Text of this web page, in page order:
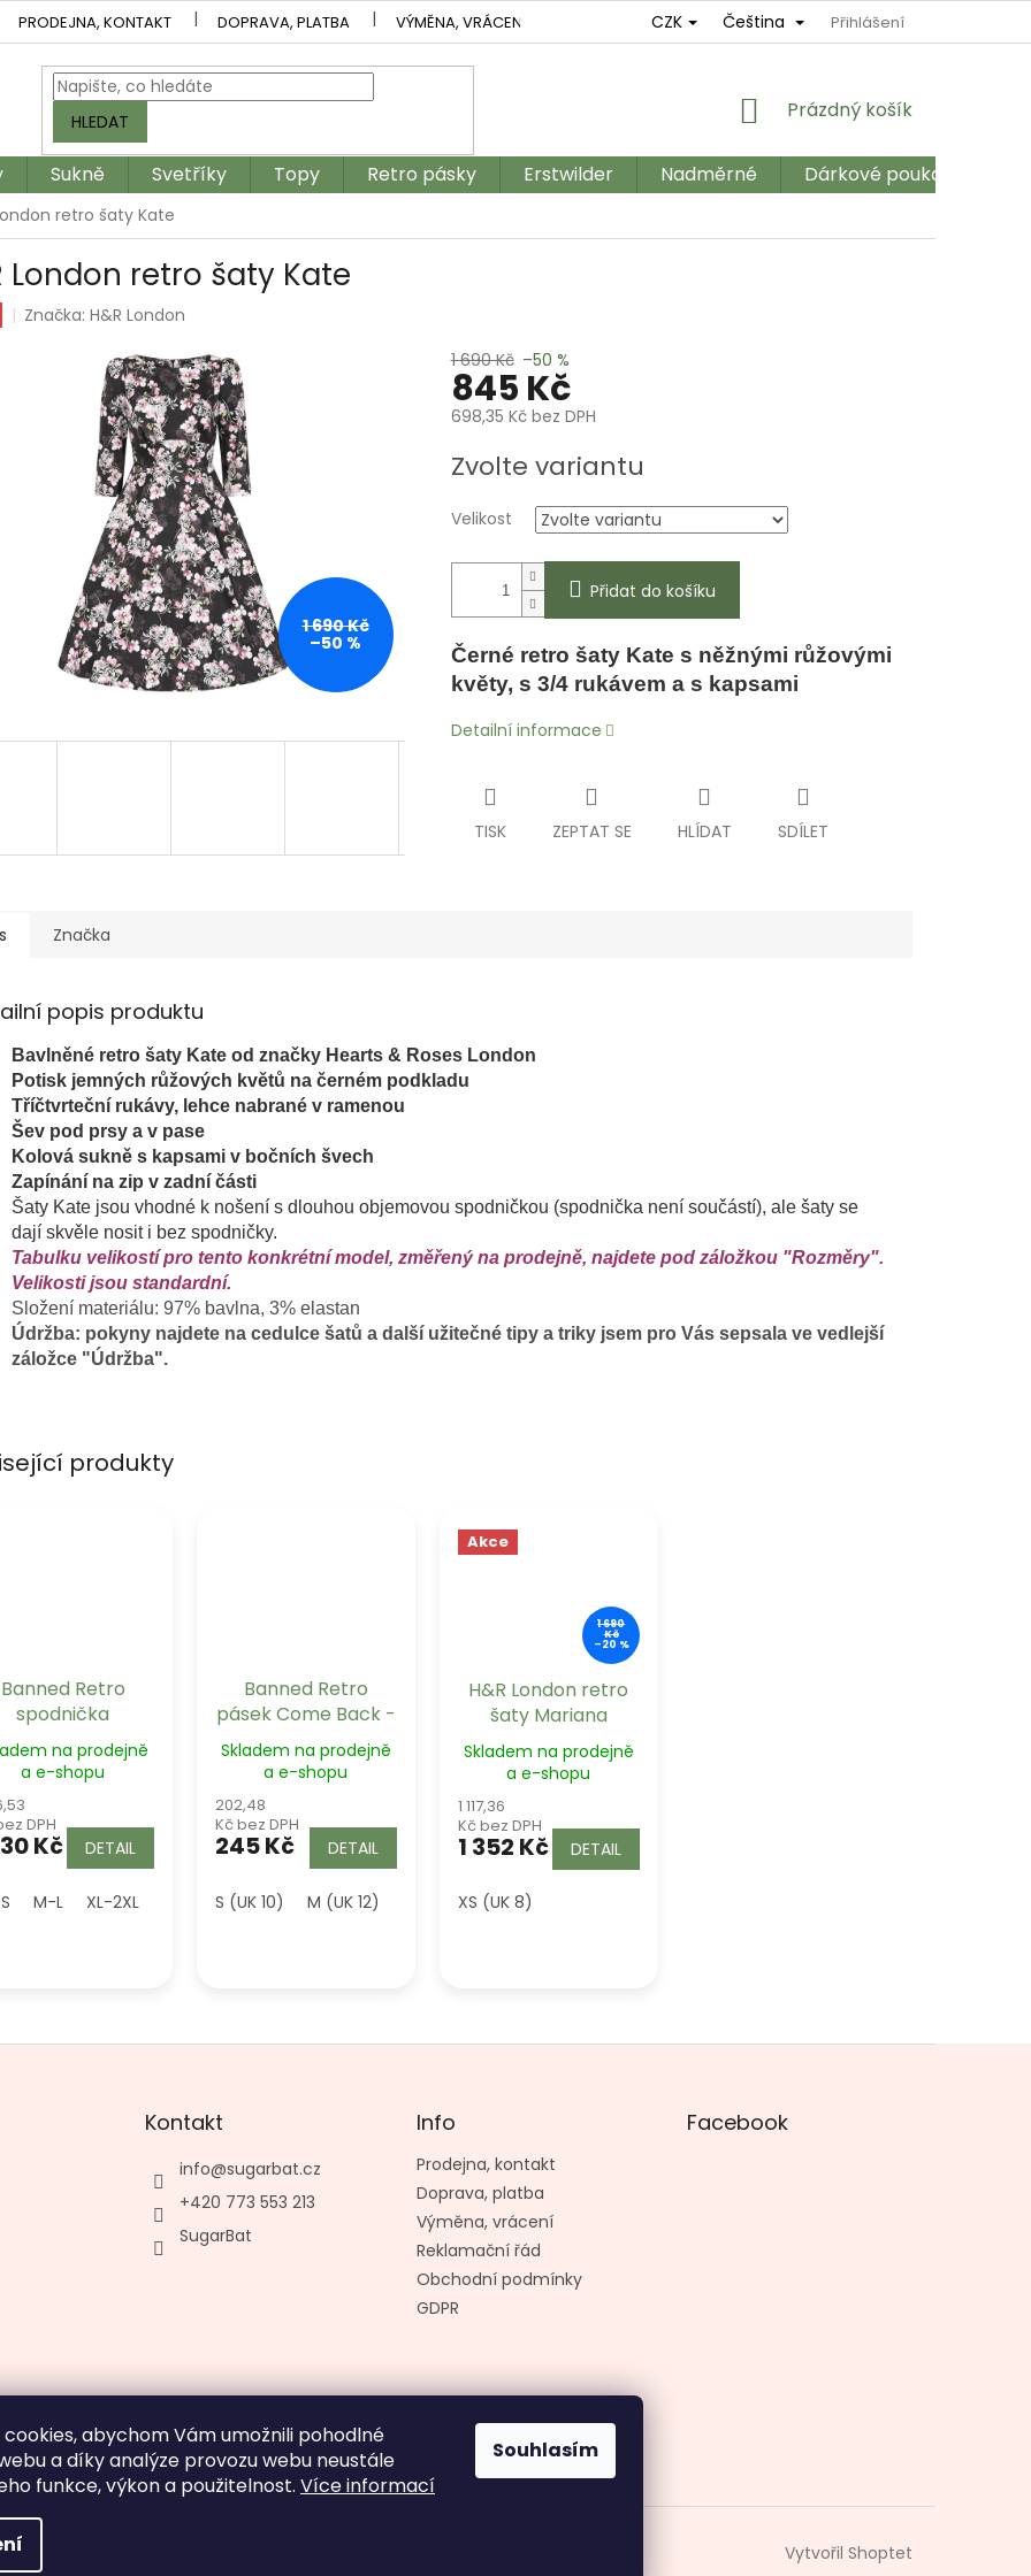
abychom Vám umožnili pohodlné
a díky analýze provozu webu neustále
funkce, výkon a použitelnost. Více informací
Souhlasím
PRODEJNA, KONTAKT DOPRAVA, PLATBA VÝMĚNA, VRÁCENÍ REKLAMAČNÍ ŘÁD OBCHODNÍ PODMÍNKY
CZK Čeština Přihlášení
HLEDAT
NÁKUPNÍ
Prázdný košík
Sukně Svetříky Topy Retro pásky Erstwilder Nadměrné Dárkové poukazy
retro šaty Kate
London retro šaty Kate
Značka:H&R London
1 690 Kč
–50 %
1 690 Kč –50 %
845 Kč
698,35 Kč bez DPH
cena:
Zvolte variantu
Velikost
Přidat do košíku
Černé retro šaty Kate s něžnými růžovými
květy, s 3/4 rukávem a s kapsami
Detailní informace
TISK ZEPTAT SE HLÍDAT SDÍLET
produkty
Banned Retro
spodnička
černá
dlouhá
na prodejně
a e-shopu
DPH
Kč DETAIL
M-L XL-2XL 4XL (UK 22) 5XL (UK 24)
Banned Retro
pásek Come Back -
Skladem na prodejně
a e-shopu
202,48
Kč bez DPH
245 Kč DETAIL
S (UK 10) M (UK 12) L (UK 14)
Akce
1 690
Kč
–20 %
H&R London retro
šaty Mariana
Skladem na prodejně
a e-shopu
1 117,36
Kč bez DPH
1 352 Kč DETAIL
XS (UK 8)
Značka
popis produktu
Bavlněné retro šaty Kate od značky Hearts & Roses London
Potisk jemných růžových květů na černém podkladu
Tříčtvrteční rukávy, lehce nabrané v ramenou
Šev pod prsy a v pase
Kolová sukně s kapsami v bočních švech
Zapínání na zip v zadní části
Šaty Kate jsou vhodné k nošení s dlouhou objemovou spodničkou (spodnička není součástí), ale šaty se
dají skvěle nosit i bez spodničky.
Tabulku velikostí pro tento konkrétní model, změřený na prodejně, najdete pod záložkou "Rozměry".
Velikosti jsou standardní.
Složení materiálu: 97% bavlna, 3% elastan
Údržba: pokyny najdete na cedulce šatů a další užitečné tipy a triky jsem pro Vás sepsala ve vedlejší
záložce "Údržba".
Kontakt
info@sugarbat.cz
+420 773 553 213
SugarBat
Info
Prodejna, kontakt
Doprava, platba
Výměna, vrácení
Reklamační řád
Obchodní podmínky
GDPR
Facebook
Vytvořil kashop.cz
Vytvořil Shoptet